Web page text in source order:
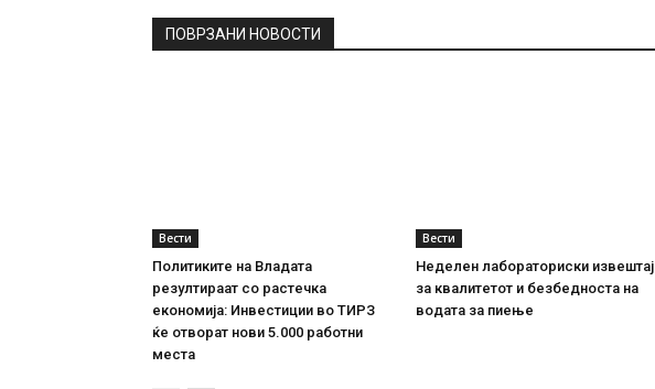
ПОВРЗАНИ НОВОСТИ
Вести
Политиките на Владата
резултираат со растечка
економија: Инвестиции во ТИРЗ
ќе отворат нови 5.000 работни
места
Вести
Неделен лабораториски извештај
за квалитетот и безбедноста на
водата за пиење